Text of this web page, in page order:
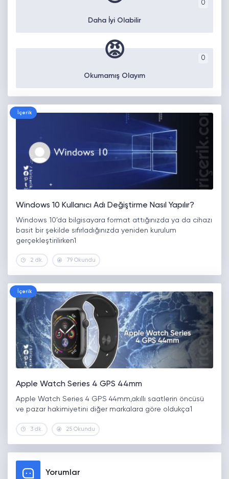
0
Daha İyi Olabilir
0
😡
Okumamış Olayım
İçerik
Windows 10 Kullanıcı Adı Değiştirme Nasıl Yapılır?
Windows 10’da bilgisayara format attığınızda ya da cihazı
basit bir şekilde sıfırladığınızda yeniden kurulum
gerçekleştirilirken1
2 dk. 79 Okundu
İçerik
Apple Watch Series 4 GPS 44mm
Apple Watch Series 4 GPS 44mm,akıllı saatlerin öncüsü
ve pazar hakimiyetini diğer markalara göre oldukça1
3 dk. 25 Okundu
Yorumlar